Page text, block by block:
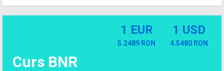
Curs BNR
1 EUR
5.2489 RON
1 USD
4.5480 RON